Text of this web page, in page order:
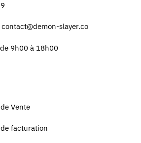
contact@demon-slayer.co
9h00 à 18h00
Vente
facturation